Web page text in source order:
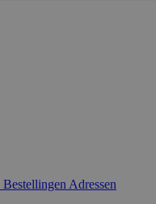
Bestellingen Adressen